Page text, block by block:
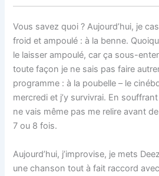
Vous savez quoi ? Aujourd’hui, je
froid et ampoulé : à la benne.
le laisser ampoulé, car ça sous-
toute façon je ne sais pas faire
programme : à la poubelle – le
mercredi et j’y survivrai. En
ne vais même pas me relire avant
7 ou 8 fois.
Aujourd’hui, j’improvise, je mets
une chanson tout à fait raccord